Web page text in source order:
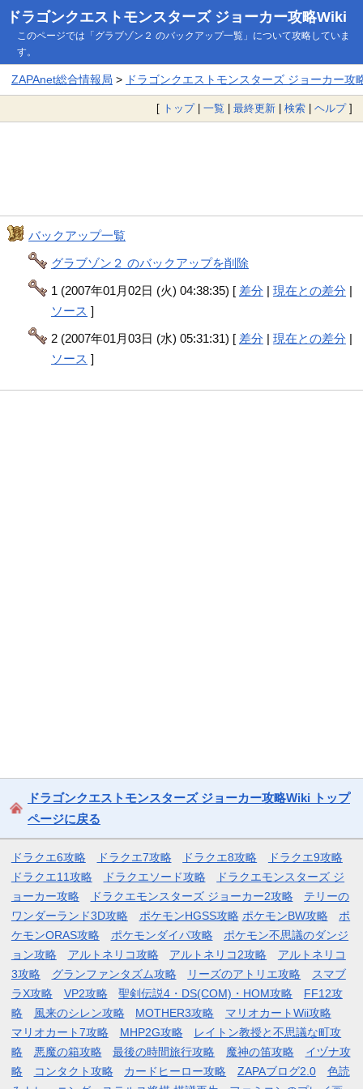
ドラゴンクエストモンスターズ ジョーカー攻略Wiki
このページでは「グラブゾン２ のバックアップ一覧」について攻略していま
す。
ZAPAnet総合情報局 > ドラゴンクエストモンスターズ ジョーカー攻
[ トップ| 一覧 | 最終更新 | 検索 | ヘルプ]
バックアップ一覧
グラブゾン２ のバックアップを削除
1 (2007年01月02日 (火) 04:38:35) [ 差分 |現在との差分 |
ソース ]
2 (2007年01月03日 (水) 05:31:31) [ 差分 |現在との差分 |
ソース ]
ドラゴンクエストモンスターズ ジョーカー攻略Wiki トップ
ページに戻る
ドラクエ6攻略 ドラクエ7攻略 ドラクエ8攻略
ドラクエ9攻略
ドラクエ11攻略
ドラクエソード攻略
ドラクエモンスターズ ジ
ョーカー攻略
ドラクエモンスターズ ジョーカー2攻略
テリーの
ワンダーランド3D攻略
ポケモンHGSS攻略 ポケモンBW攻略
ポ
ケモンORAS攻略
ポケモンダイパ攻略
ポケモン不思議のダンジ
ョン攻略
アルトネリコ攻略 アルトネリコ2攻略
アルトネリコ
3攻略
グランファンタズム攻略 リーズのアトリエ攻略
スマブ
ラX攻略
VP2攻略 聖剣伝説4・DS(COM)・HOM攻略
FF12攻
略
風来のシレン攻略 MOTHER3攻略
マリオカートWii攻略
マリオカート7攻略
MHP2G攻略
レイトン教授と不思議な町攻
略
悪魔の箱攻略 最後の時間旅行攻略 魔神の笛攻略
イヅナ攻
略
コンタクト攻略 カードヒーロー攻略 ZAPAブログ2.0
色読